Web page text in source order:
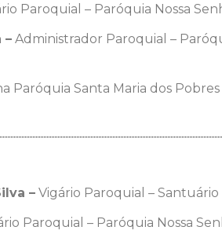
Paroquial – Paróquia Nossa
– Administrador Paroquial –
Paróquia Santa Maria dos Pobres
– Vigário Paroquial – Santuário
Paroquial – Paróquia Nossa